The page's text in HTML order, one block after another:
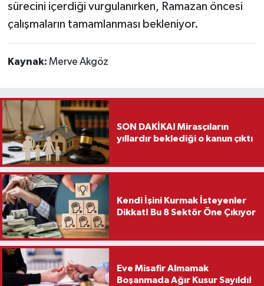
sürecini içerdiği vurgulanırken, Ramazan öncesi
çalışmaların tamamlanması bekleniyor.
Kaynak: Merve Akgöz
SON DAKİKA! Mirasçıların
yıllardır beklediği o kanun çıktı
Kendi İşini Kurmak İsteyenler
Dikkat! Bu 8 Sektör Öne Çıkıyor
Eve Misafir Almamak
Boşanmada Ağır Kusur Sayıldı!